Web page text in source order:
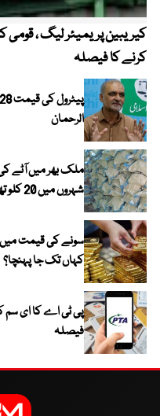
کرنے کا فیصلہ
الرحمان
ملک بھر میں آٹے
شہروں میں 20 کلو تھیلا 100 روپے تک مہنگا
سونے کی قیمت میں
کہاں تک جا پہنچا؟
پی ٹی اے کا ای سم
فیصلہ